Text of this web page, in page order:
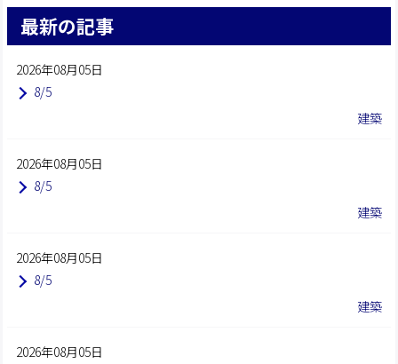
最新の記事
2026年08月05日
8/5
建築
2026年08月05日
8/5
建築
2026年08月05日
8/5
建築
2026年08月05日